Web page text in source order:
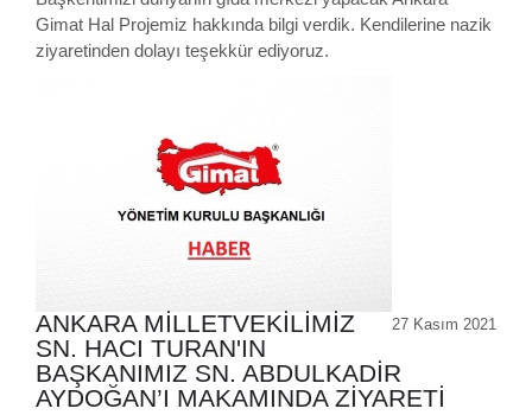
Gimat Hal Projemiz hakkında bilgi verdik. Kendilerine nazik
ziyaretinden dolayı teşekkür ediyoruz.
27 Kasım 2021
ANKARA MİLLETVEKİLİMİZ
SN. HACI TURAN'IN
BAŞKANIMIZ SN. ABDULKADİR
AYDOĞAN’I MAKAMINDA ZİYARETİ